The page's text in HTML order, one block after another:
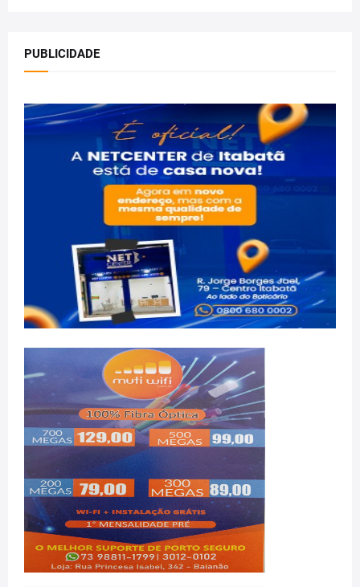
PUBLICIDADE